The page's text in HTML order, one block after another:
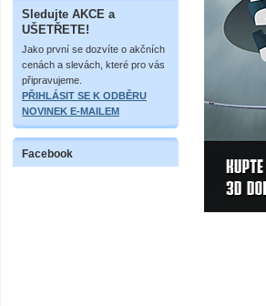
Sledujte AKCE a
UŠETŘETE!
Jako první se dozvíte o akčních
cenách a slevách, které pro vás
připravujeme.
PŘIHLÁSIT SE K ODBĚRU
NOVINEK E-MAILEM
Facebook